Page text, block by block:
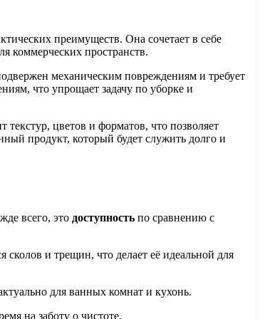
преимуществ. Она сочетает в себе
коммерческих пространств.
механическим повреждениям и требует
что упрощает задачу по уборке и
цветов и форматов, что позволяет
продукт, который будет служить долго и
всего, это доступность по сравнению с
и трещин, что делает её идеальной для
для ванных комнат и кухонь.
на заботу о чистоте.